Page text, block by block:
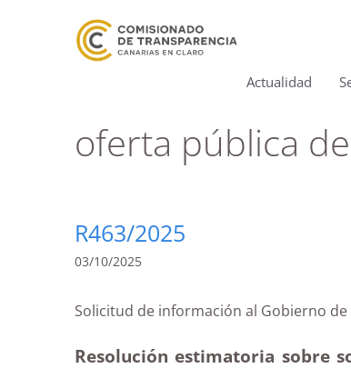
Actualidad
oferta pública
R463/2025
03/10/2025
Solicitud de información al
Resolución estimatoria sobre